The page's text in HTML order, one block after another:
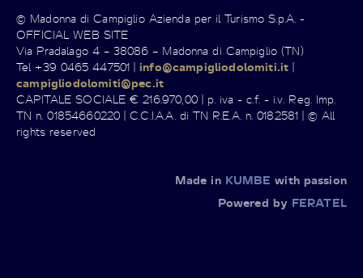
© Madonna di Campiglio Azienda per il Turismo S.p.A. -
OFFICIAL WEB SITE
Via Pradalago 4 – 38086 – Madonna di Campiglio (TN)
Tel +39 0465 447501 |info@campigliodolomiti.it |
campigliodolomiti@pec.it
CAPITALE SOCIALE € 216.970,00 | p. iva - c.f. - i.v. Reg. Imp.
TN n. 01854660220 | C.C.I.A.A. di TN R.E.A. n. 0182581 | © All
rights reserved
Made in KUMBE with passion
Powered by FERATEL